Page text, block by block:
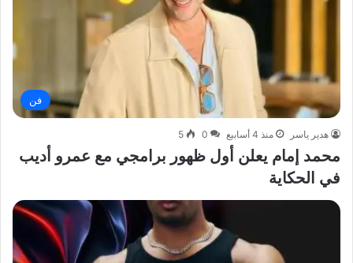
فن
هدير ياسر منذ 4 أسابيع 0
5
محمد إمام يعلن أول ظهور برامجي مع عمرو أديب
في الحكاية